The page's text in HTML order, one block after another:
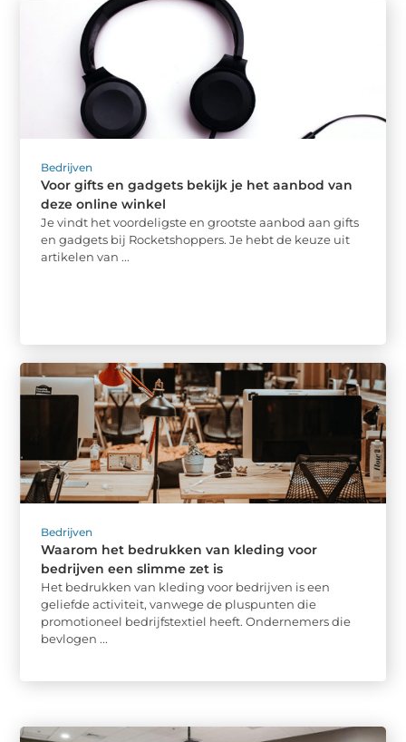
Bedrijven
Voor gifts en gadgets bekijk je het aanbod van
deze online winkel
Je vindt het voordeligste en grootste aanbod aan gifts
en gadgets bij Rocketshoppers. Je hebt de keuze uit
artikelen van ...
Bedrijven
Waarom het bedrukken van kleding voor
bedrijven een slimme zet is
Het bedrukken van kleding voor bedrijven is een
geliefde activiteit, vanwege de pluspunten die
promotioneel bedrijfstextiel heeft. Ondernemers die
bevlogen ...